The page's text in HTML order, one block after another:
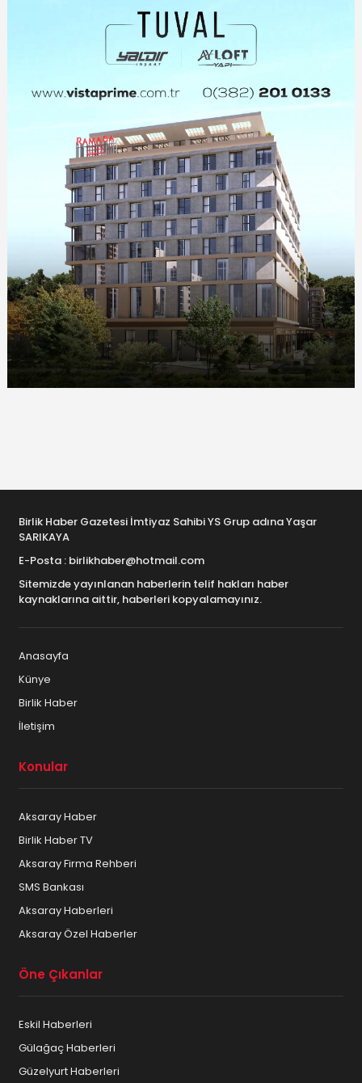
Birlik Haber Gazetesi İmtiyaz Sahibi YS Grup adına Yaşar
SARIKAYA
E-Posta : birlikhaber@hotmail.com
Sitemizde yayınlanan haberlerin telif hakları haber
kaynaklarına aittir, haberleri kopyalamayınız.
Anasayfa
Künye
Birlik Haber
İletişim
Konular
Aksaray Haber
Birlik Haber TV
Aksaray Firma Rehberi
SMS Bankası
Aksaray Haberleri
Aksaray Özel Haberler
Öne Çıkanlar
Eskil Haberleri
Gülağaç Haberleri
Güzelyurt Haberleri